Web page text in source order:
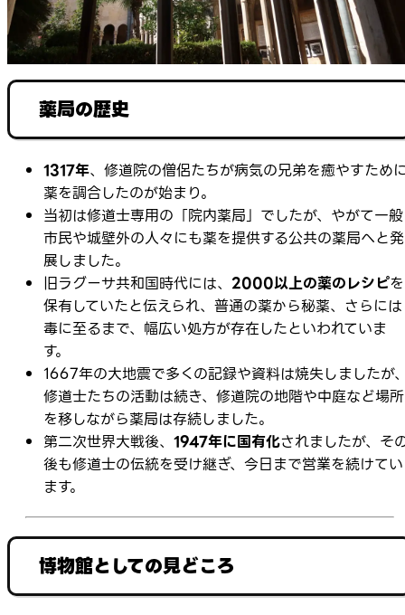
薬局の歴史
1317年、修道院の僧侶たちが病気の兄弟を癒やすため
薬を調合したのが始まり。
当初は修道士専用の「院内薬局」でしたが、やがて一般
市民や城壁外の人々にも薬を提供する公共の薬局へと発
展しました。
旧ラグーサ共和国時代には、 2000以上の薬のレシピを
保有していたと伝えられ、普通の薬から秘薬、さらには
毒に至るまで、幅広い処方が存在したといわれていま
す。
1667年の大地震で多くの記録や資料は焼失しましたが
修道士たちの活動は続き、修道院の地階や中庭など場所
を移しながら薬局は存続しました。
第二次世界大戦後、 1947年に国有化されましたが、そ
後も修道士の伝統を受け継ぎ、今日まで営業を続けてい
ます。
博物館としての見どころ